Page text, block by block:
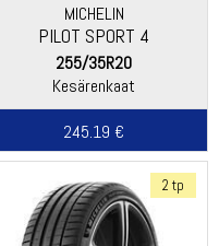
MICHELIN
PILOT SPORT 4
255/35R20
Kesärenkaat
245.19 €
2 tp